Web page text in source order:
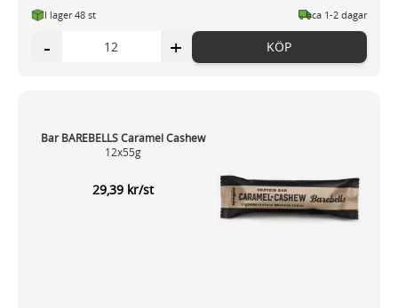
I lager 48 st ca 1-2 dagar
- + KÖP
Bar BAREBELLS Caramel Cashew
12x55g
29,39 kr/st